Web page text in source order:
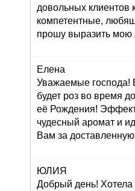
довольных клиентов
компетентные,
прошу выразить
Елена
Уважаемые господа!
будет роз во время
её Рождения!
чудесный аромат и
Вам за
ЮЛИЯ
Добрый день!